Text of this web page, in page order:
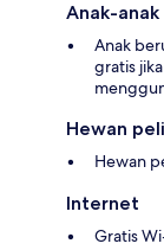
Anak-anak
Anak
gratis
Hewan
Hewan
Internet
Gratis